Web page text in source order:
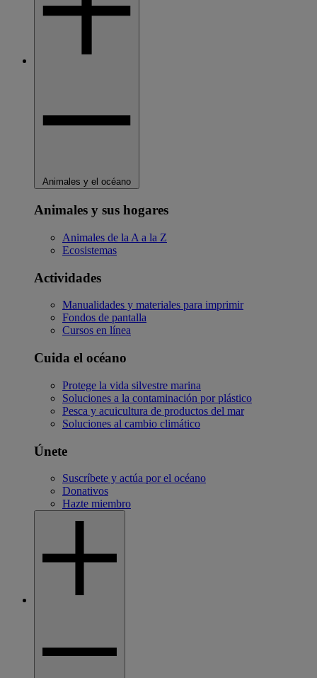
Animales y el océano
Animales y sus hogares
Animales de la A a la Z
Ecosistemas
Actividades
Manualidades y materiales para imprimir
Fondos de pantalla
Cursos en línea
Cuida el océano
Protege la vida silvestre marina
Soluciones a la contaminación por plástico
Pesca y acuicultura de productos del mar
Soluciones al cambio climático
Únete
Suscríbete y actúa por el océano
Donativos
Hazte miembro